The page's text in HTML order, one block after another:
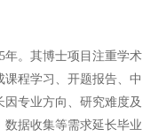
年。其博士项目注重学术
程学习、开题报告、中
专业方向、研究难度及
据收集等需求延长毕业